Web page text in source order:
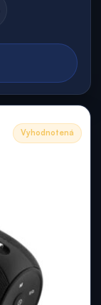
Vyhodnotená